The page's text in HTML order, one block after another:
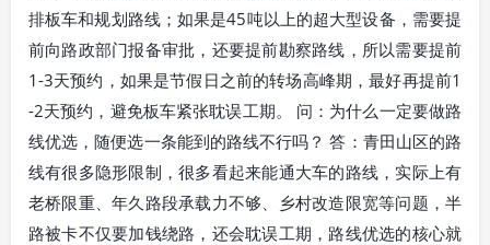
排板车和规划路线；如果是45吨以上的超大型设备，需要提
前向路政部门报备审批，还要提前勘察路线，所以需要提前
1-3天预约，如果是节假日之前的转场高峰期，最好再提前1
-2天预约，避免板车紧张耽误工期。 问：为什么一定要做路
线优选，随便选一条能到的路线不行吗？ 答：青田山区的路
线有很多隐形限制，很多看起来能通大车的路线，实际上有
老桥限重、年久路段承载力不够、乡村改造限宽等问题，半
路被卡不仅要加钱绕路，还会耽误工期，路线优选的核心就